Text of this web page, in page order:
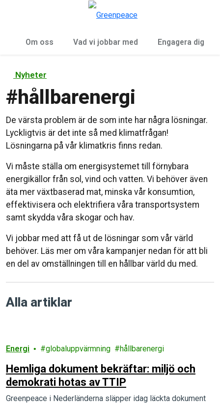
Om oss Vad vi jobbar med Engagera dig
Nyheter
#hållbarenergi
De värsta problem är de som inte har några lösningar.
Lyckligtvis är det inte så med klimatfrågan!
Lösningarna på vår klimatkris finns redan.
Vi måste ställa om energisystemet till förnybara
energikällor från sol, vind och vatten. Vi behöver även
äta mer växtbaserad mat, minska vår konsumtion,
effektivisera och elektrifiera våra transportsystem
samt skydda våra skogar och hav.
Vi jobbar med att få ut de lösningar som vår värld
behöver. Läs mer om våra kampanjer nedan för att bli
en del av omställningen till en hållbar värld du med.
Alla artiklar
Energi globaluppvärmning hållbarenergi
Hemliga dokument bekräftar: miljö och
demokrati hotas av TTIP
Greenpeace i Nederländerna släpper idag läckta dokument